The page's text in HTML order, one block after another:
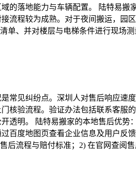
的落地能力与车辆配置。 陆特易
流程较为成熟。对于夜间搬运，
单、并对楼层与电梯条件进行现场
常见纠纷点。深圳人对售后响应
核验流程。验证办法包括联系客
透明。 陆特易搬家的本地售后优
百度地图页查看企业信息及用户
后流程与赔付标准；2) 在官网查